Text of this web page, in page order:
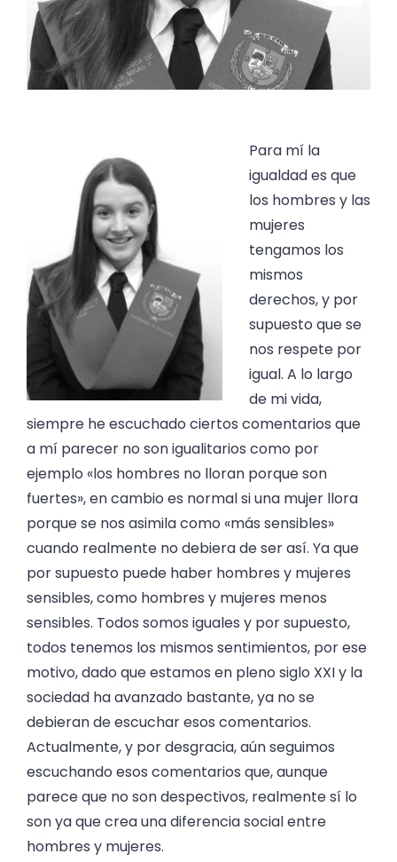
Para mí la
igualdad es que
los hombres y las
mujeres
tengamos los
mismos
derechos, y por
supuesto que se
nos respete por
igual. A lo largo
de mi vida,
siempre he escuchado ciertos comentarios que
a mí parecer no son igualitarios como por
ejemplo «los hombres no lloran porque son
fuertes», en cambio es normal si una mujer llora
porque se nos asimila como «más sensibles»
cuando realmente no debiera de ser así. Ya que
por supuesto puede haber hombres y mujeres
sensibles, como hombres y mujeres menos
sensibles. Todos somos iguales y por supuesto,
todos tenemos los mismos sentimientos, por ese
motivo, dado que estamos en pleno siglo XXI y la
sociedad ha avanzado bastante, ya no se
debieran de escuchar esos comentarios.
Actualmente, y por desgracia, aún seguimos
escuchando esos comentarios que, aunque
parece que no son despectivos, realmente sí lo
son ya que crea una diferencia social entre
hombres y mujeres.